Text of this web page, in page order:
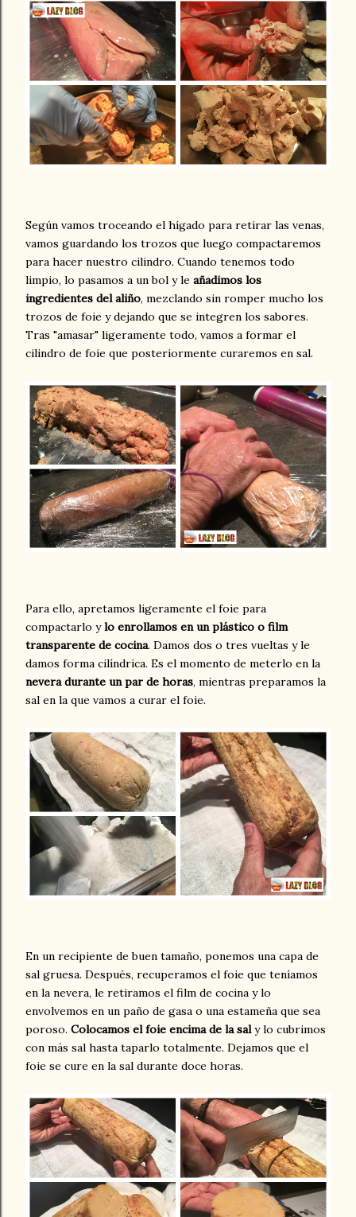
Según vamos troceando el hígado para retirar las venas,
vamos guardando los trozos que luego compactaremos
para hacer nuestro cilindro. Cuando tenemos todo
limpio, lo pasamos a un bol y le añadimos los
ingredientes del aliño, mezclando sin romper mucho los
trozos de foie y dejando que se integren los sabores.
Tras "amasar" ligeramente todo, vamos a formar el
cilindro de foie que posteriormente curaremos en sal.
Para ello, apretamos ligeramente el foie para
compactarlo ylo enrollamos en un plástico o film
transparente de cocina. Damos dos o tres vueltas y le
damos forma cilíndrica. Es el momento de meterlo en la
nevera durante un par de horas, mientras preparamos la
sal en la que vamos a curar el foie.
En un recipiente de buen tamaño, ponemos una capa de
sal gruesa. Después, recuperamos el foie que teníamos
en la nevera, le retiramos el film de cocina y lo
envolvemos en un paño de gasa o una estameña que sea
poroso. Colocamos el foie encima de la saly lo cubrimos
con más sal hasta taparlo totalmente. Dejamos que el
foie se cure en la sal durante doce horas.